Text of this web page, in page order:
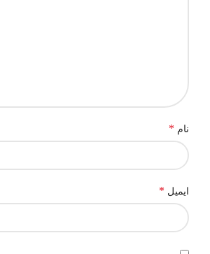
نام *
ایمیل *